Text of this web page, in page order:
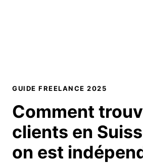
GUIDE FREELANCE 2025
Comment
clients en
on est